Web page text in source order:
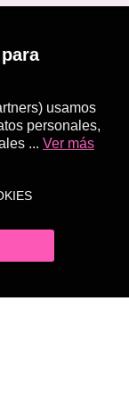
usamos
personales,
... Ver más